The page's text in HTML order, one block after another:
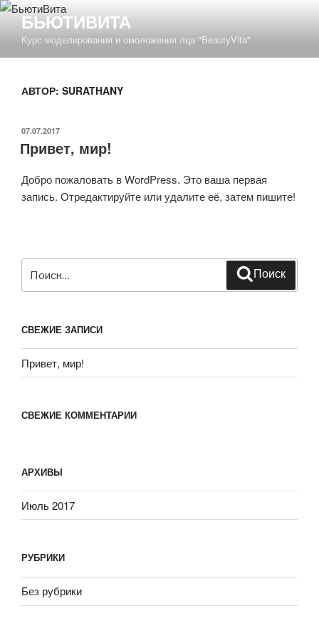
Перейти
содержимому
БЬЮТИВИТА
Курс моделирования и омоложения лца "BeautyVita"
АВТОР: SURATHANY
ОПУБЛИКОВАНО
07.07.2017
Привет, мир!
Добро пожаловать в WordPress. Это ваша первая
запись. Отредактируйте или удалите её, затем пишите!
Поиск
СВЕЖИЕ ЗАПИСИ
Привет, мир!
СВЕЖИЕ КОММЕНТАРИИ
АРХИВЫ
Июль 2017
РУБРИКИ
Без рубрики